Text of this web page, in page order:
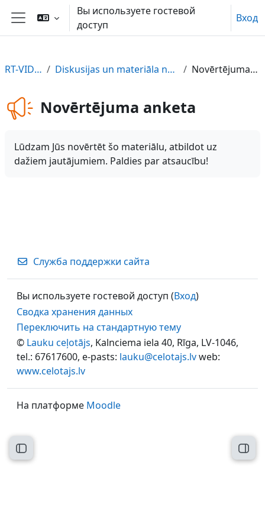
Перейти к основному содержанию
Боковая панель
Вы используете гостевой
доступ
Вход
Открыть оглавление курса
RT-VIDE-LV Diskusijas un materiāla novērtējums Novērtējuma anketa
Novērtējuma anketa
Lūdzam Jūs novērtēt šo materiālu, atbildot uz
dažiem jautājumiem. Paldies par atsaucību!
Служба поддержки сайта
Вы используете гостевой доступ (Вход)
Сводка хранения данных
Переключить на стандартную тему
© Lauku ceļotājs, Kalnciema iela 40, Rīga, LV-1046,
tel.: 67617600, e-pasts: lauku@celotajs.lvweb:
www.celotajs.lv
На платформе Moodle